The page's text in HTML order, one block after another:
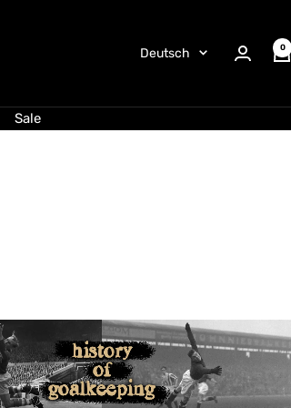
Sprache
Deutsch 0
Sale